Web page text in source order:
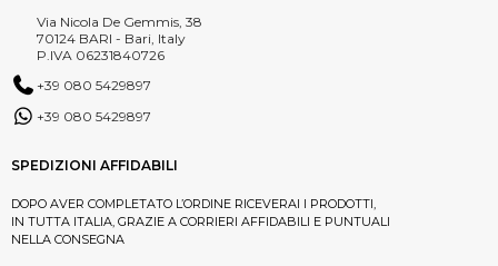
Via Nicola De Gemmis, 38
70124 BARI - Bari, Italy
P.IVA 06231840726
+39 080 5429897
+39 080 5429897
SPEDIZIONI AFFIDABILI
DOPO AVER COMPLETATO L’ORDINE RICEVERAI I PRODOTTI,
IN TUTTA ITALIA, GRAZIE A CORRIERI AFFIDABILI E PUNTUALI
NELLA CONSEGNA